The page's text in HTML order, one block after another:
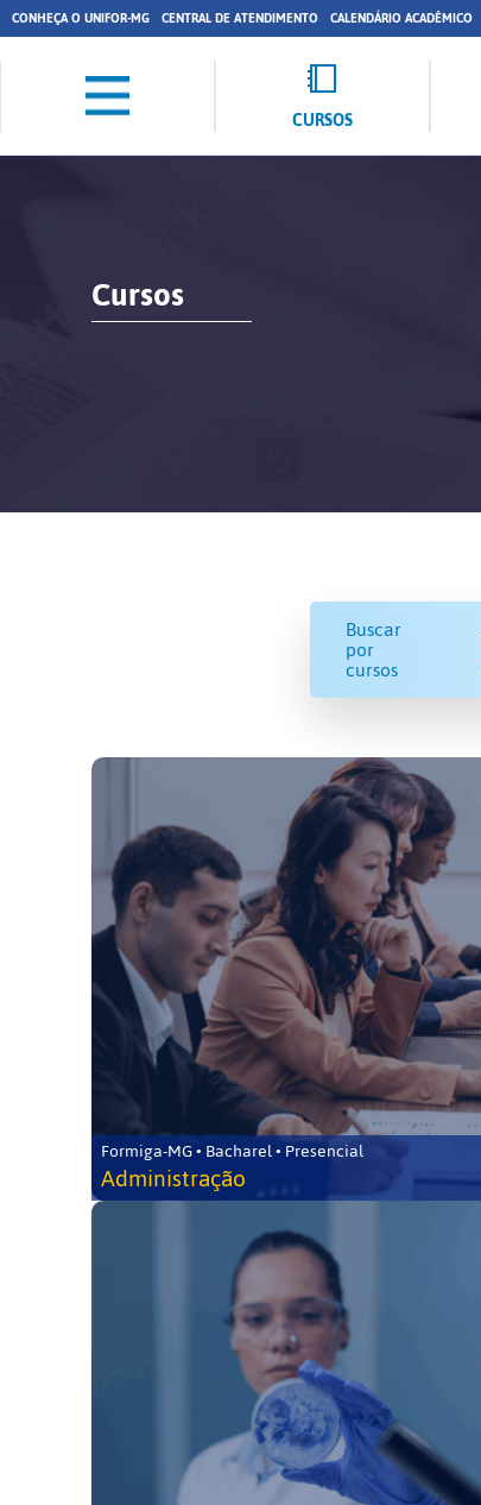
CONHEÇA O UNIFOR-MG CENTRAL DE ATENDIMENTO CALENDÁRIO ACADÊMICO
CURSOS
Cursos
Buscar
por
cursos
Formiga-MG • Bacharel • Presencial
Administração